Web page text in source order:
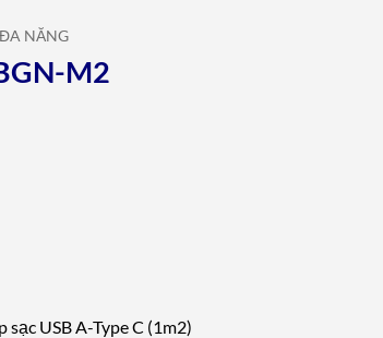
NĂNG
M2
sạc USB A-Type C (1m2)